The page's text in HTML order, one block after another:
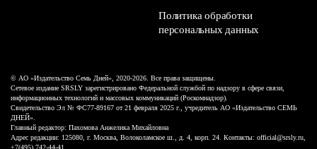
Политика обработки
персональных данных
© АО «Издательство Семь Дней», 2020-2026. Все права защищены.
Сетевое издание SRSLY зарегистрировано Федеральной службой по надзору в сфере связи,
информационных технологий и массовых коммуникаций (Роскомнадзор).
Свидетельство Эл № ФС77-89167 от 21 февраля 2025 г., учредитель АО «Издательство СЕМЬ
ДНЕЙ».
Главный редактор: Пахомова Анжелика Михайловна
Адрес редакции: 125080, г. Москва, Волоколамское ш., д. 4, корп. 24. Контакты: official@srsly.ru,